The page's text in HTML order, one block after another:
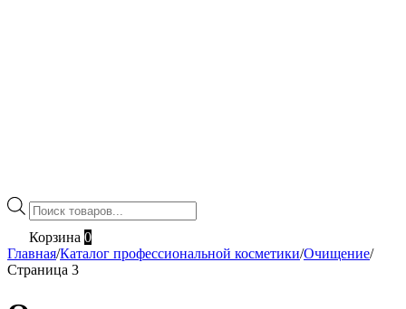
Поиск
товаров
Корзина 0
Главная/Каталог профессиональной косметики/Очищение/
Страница 3